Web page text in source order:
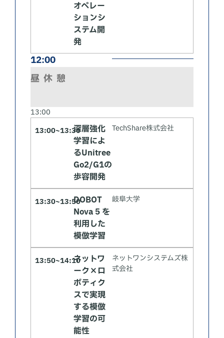
オペレー
ションシ
ステム開
発
12:00
昼休憩
13:00
13:00~13:30深層強化
学習によ
るUnitree
Go2/G1の
歩容開発
TechShare株式会社
13:30~13:50DOBOT
Nova 5 を
利用した
模倣学習
岐阜大学
13:50~14:10ネットワ
ーク×ロ
ボティク
スで実現
する模倣
学習の可
能性
ネットワンシステムズ株
式会社